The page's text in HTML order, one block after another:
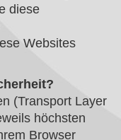
diese
Websites
(Transport Layer
höchsten
Browser